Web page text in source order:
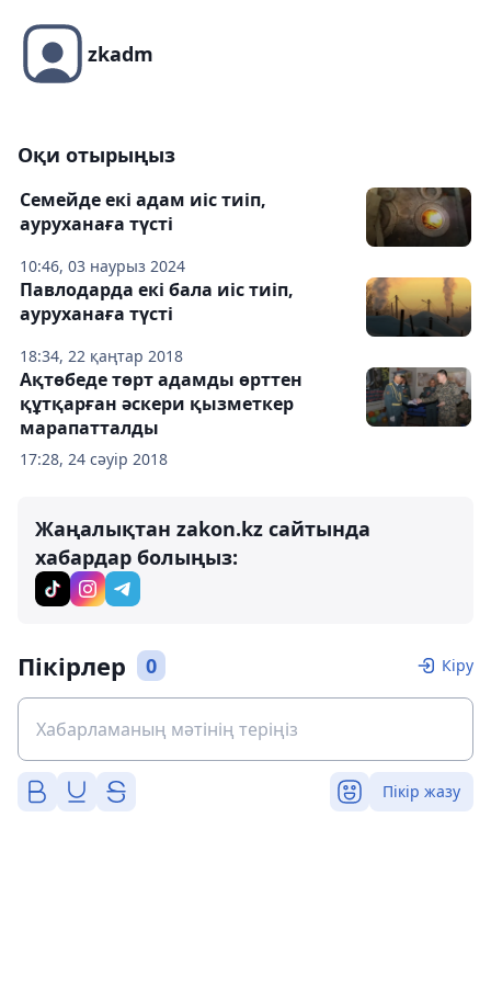
zkadm
Оқи отырыңыз
10:46, 03 наурыз 2024
Семейде екі адам иіс тиіп,
ауруханаға түсті
18:34, 22 қаңтар 2018
Павлодарда екі бала иіс тиіп,
ауруханаға түсті
17:28, 24 сәуір 2018
Ақтөбеде төрт адамды өрттен
құтқарған әскери қызметкер
марапатталды
Жаңалықтан zakon.kz сайтында
хабардар болыңыз:
Пікірлер 0 Кіру
Пікір жазу